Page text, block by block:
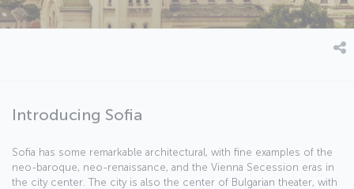
Introducing Sofia
Sofia has some remarkable architectural, with fine examples of the
neo-baroque, neo-renaissance, and the Vienna Secession eras in
the city center. The city is also the center of Bulgarian theater, with